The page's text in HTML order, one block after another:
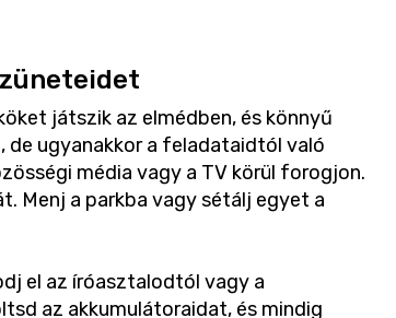
játszik az elmédben, és könnyű
de ugyanakkor a feladataidtól való
média vagy a TV körül forogjon.
Menj a parkba vagy sétálj egyet a
el az íróasztalodtól vagy a
az akkumulátoraidat, és mindig